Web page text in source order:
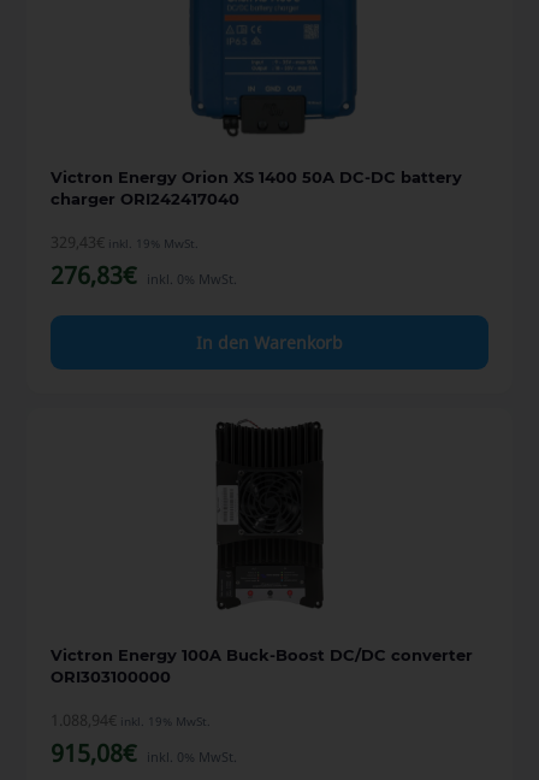
Victron Energy Orion XS 1400 50A DC-DC battery
charger ORI242417040
329,43€ inkl. 19% MwSt.
276,83€ inkl. 0% MwSt.
In den Warenkorb
Victron Energy 100A Buck-Boost DC/DC converter
ORI303100000
1.088,94€ inkl. 19% MwSt.
915,08€ inkl. 0% MwSt.